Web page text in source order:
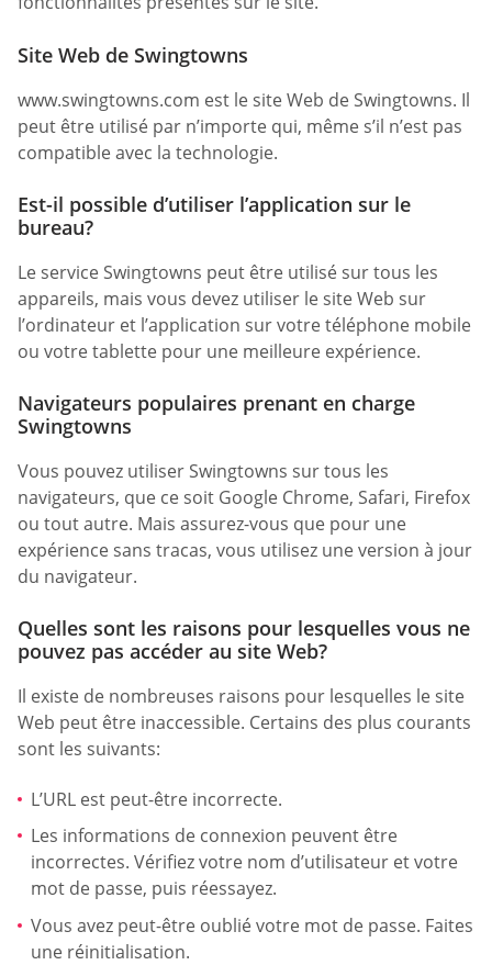
Site Web de Swingtowns
www.swingtowns.com est le site Web de Swingtowns. Il
peut être utilisé par n’importe qui, même s’il n’est pas
compatible avec la technologie.
Est-il possible d’utiliser l’application sur le
bureau?
Le service Swingtowns peut être utilisé sur tous les
appareils, mais vous devez utiliser le site Web sur
l’ordinateur et l’application sur votre téléphone mobile
ou votre tablette pour une meilleure expérience.
Navigateurs populaires prenant en charge
Swingtowns
Vous pouvez utiliser Swingtowns sur tous les
navigateurs, que ce soit Google Chrome, Safari, Firefox
ou tout autre. Mais assurez-vous que pour une
expérience sans tracas, vous utilisez une version à jour
du navigateur.
Quelles sont les raisons pour lesquelles vous ne
pouvez pas accéder au site Web?
Il existe de nombreuses raisons pour lesquelles le site
Web peut être inaccessible. Certains des plus courants
sont les suivants:
L’URL est peut-être incorrecte.
Les informations de connexion peuvent être
incorrectes. Vérifiez votre nom d’utilisateur et votre
mot de passe, puis réessayez.
Vous avez peut-être oublié votre mot de passe. Faites
une réinitialisation.